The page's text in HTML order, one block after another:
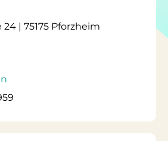
| 75175 Pforzheim